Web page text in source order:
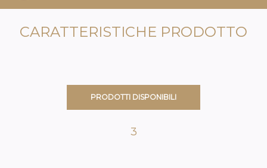
CARATTERISTICHE PRODOTTO
PRODOTTI DISPONIBILI
3